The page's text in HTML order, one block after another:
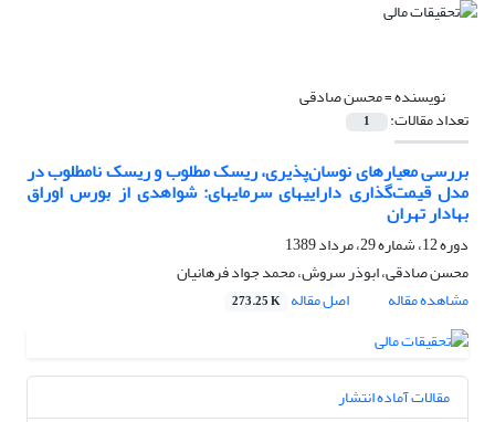
نویسنده =محسن صادقی
تعداد مقالات: 1
بررسی معیارهای نوسان‌پذیری، ریسک مطلوب و ریسک نامطلوب در
مدل قیمت‌گذاری دارایی‎های سرمایه‎ای: شواهدی از بورس اوراق
بهادار تهران
دوره 12، شماره 29، مرداد 1389
محسن صادقی، ابوذر سروش، محمد جواد فرهانیان
مشاهده مقاله
اصل مقاله 273.25 K
مقالات آماده انتشار